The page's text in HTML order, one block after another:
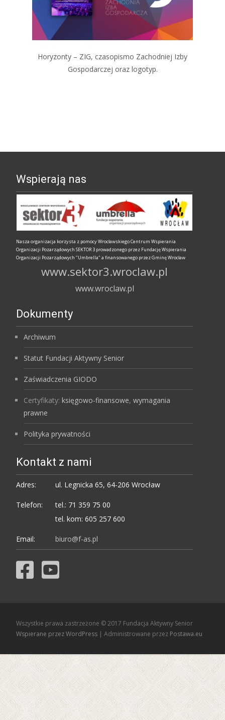
Horyzonty – ZIG, czasopismo Zachodniej Izby
Gospodarczej oraz logotyp.
Wspierają nas
Nasza organizacja korzysta z pomocy Wrocławskiego Centrum Wspierania
Organizacji Pozarządowych SEKTOR 3 prowadzonego przez Fundację Wspierania
Organizacji Pozarządowych "Umbrella" a finansowanego przez Gminę Wrocław
www.sektor3.wroclaw.pl
www.wroclaw.pl
Dokumenty
Archiwum
Statut Fundacji Aktywny Senior
Zaświadczenia GIODO
Certyfikaty: księgowo-finansowe, wymagania
prawne
Polityka prywatności
Kontakt z nami
Adres: ul. Legnicka 65, 64-206 Wrocław
Telefon:
tel.: 71 359 75 00
tel. kom: 605 257 600
Email: biuro@f-as.pl
Wszystkie prawa zastrzeżone © 2017 Fundacja Aktywny Senior
Wspierane przez WordPress | Administrowane przez Postawa.eu